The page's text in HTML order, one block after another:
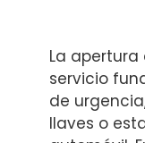
La apertura
servicio
de
llaves o